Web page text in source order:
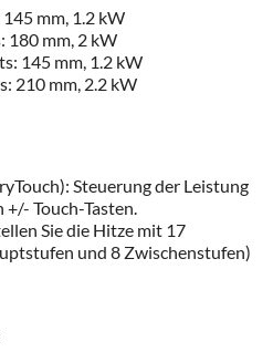
mm, 1.2 kW
180 mm, 2 kW
145 mm, 1.2 kW
210 mm, 2.2 kW
Steuerung der Leistung
Touch-Tasten.
Sie die Hitze mit 17
und 8 Zwischenstufen)